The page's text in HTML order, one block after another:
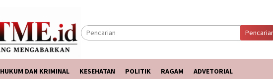
HUKUM DAN KRIMINAL KESEHATAN POLITIK RAGAM ADVETORIAL